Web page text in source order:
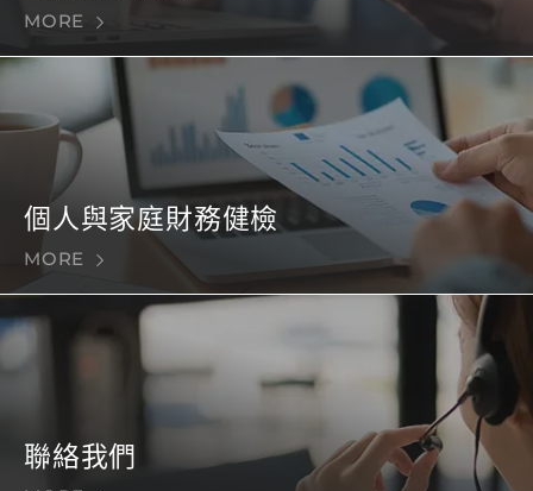
MORE
個人與家庭財務健檢
MORE
聯絡我們